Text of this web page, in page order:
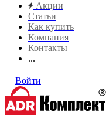
Акции
Статьи
Как купить
Компания
Контакты
...
Войти